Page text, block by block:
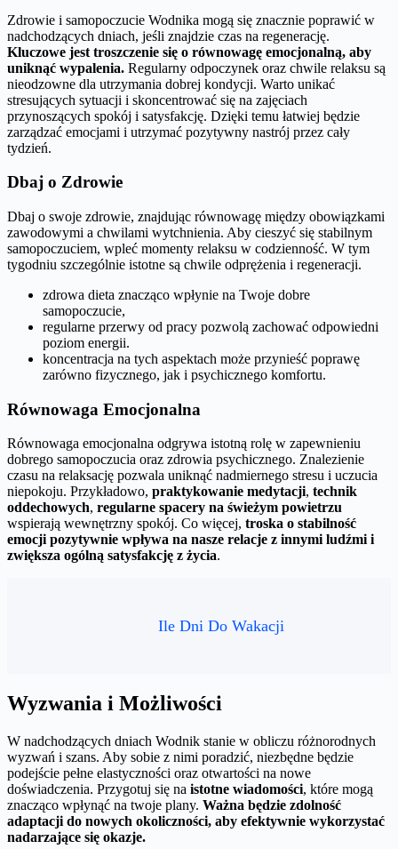
Zdrowie i samopoczucie Wodnika mogą się znacznie poprawić w
nadchodzących dniach, jeśli znajdzie czas na regenerację.
Kluczowe jest troszczenie się o równowagę emocjonalną, aby
uniknąć wypalenia. Regularny odpoczynek oraz chwile relaksu są
nieodzowne dla utrzymania dobrej kondycji. Warto unikać
stresujących sytuacji i skoncentrować się na zajęciach
przynoszących spokój i satysfakcję. Dzięki temu łatwiej będzie
zarządzać emocjami i utrzymać pozytywny nastrój przez cały
tydzień.
Dbaj o Zdrowie
Dbaj o swoje zdrowie, znajdując równowagę między obowiązkami
zawodowymi a chwilami wytchnienia. Aby cieszyć się stabilnym
samopoczuciem, wpleć momenty relaksu w codzienność. W tym
tygodniu szczególnie istotne są chwile odprężenia i regeneracji.
zdrowa dieta znacząco wpłynie na Twoje dobre
samopoczucie,
regularne przerwy od pracy pozwolą zachować odpowiedni
poziom energii.
koncentracja na tych aspektach może przynieść poprawę
zarówno fizycznego, jak i psychicznego komfortu.
Równowaga Emocjonalna
Równowaga emocjonalna odgrywa istotną rolę w zapewnieniu
dobrego samopoczucia oraz zdrowia psychicznego. Znalezienie
czasu na relaksację pozwala uniknąć nadmiernego stresu i uczucia
niepokoju. Przykładowo, praktykowanie medytacji, technik
oddechowych, regularne spacery na świeżym powietrzu
wspierają wewnętrzny spokój. Co więcej, troska o stabilność
emocji pozytywnie wpływa na nasze relacje z innymi ludźmi i
zwiększa ogólną satysfakcję z życia.
Ile Dni Do Wakacji
Wyzwania i Możliwości
W nadchodzących dniach Wodnik stanie w obliczu różnorodnych
wyzwań i szans. Aby sobie z nimi poradzić, niezbędne będzie
podejście pełne elastyczności oraz otwartości na nowe
doświadczenia. Przygotuj się na istotne wiadomości, które mogą
znacząco wpłynąć na twoje plany. Ważna będzie zdolność
adaptacji do nowych okoliczności, aby efektywnie wykorzystać
nadarzające się okazje.